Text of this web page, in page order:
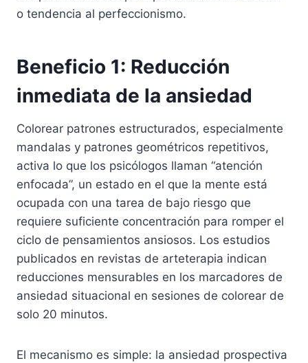
o tendencia al perfeccionismo.
Beneficio 1: Reducción
inmediata de la ansiedad
Colorear patrones estructurados, especialmente
mandalas y patrones geométricos repetitivos,
activa lo que los psicólogos llaman “atención
enfocada”, un estado en el que la mente está
ocupada con una tarea de bajo riesgo que
requiere suficiente concentración para romper el
ciclo de pensamientos ansiosos. Los estudios
publicados en revistas de arteterapia indican
reducciones mensurables en los marcadores de
ansiedad situacional en sesiones de colorear de
solo 20 minutos.
El mecanismo es simple: la ansiedad prospectiva